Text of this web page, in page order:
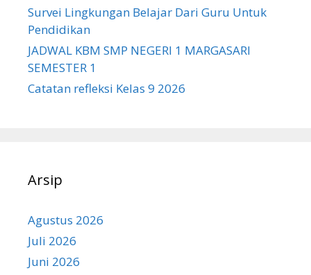
Survei Lingkungan Belajar Dari Guru Untuk
Pendidikan
JADWAL KBM SMP NEGERI 1 MARGASARI
SEMESTER 1
Catatan refleksi Kelas 9 2026
Arsip
Agustus 2026
Juli 2026
Juni 2026